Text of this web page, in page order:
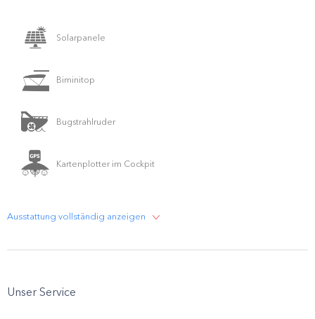
Solarpanele
Biminitop
Bugstrahlruder
Kartenplotter im Cockpit
Ausstattung vollständig anzeigen
Unser Service